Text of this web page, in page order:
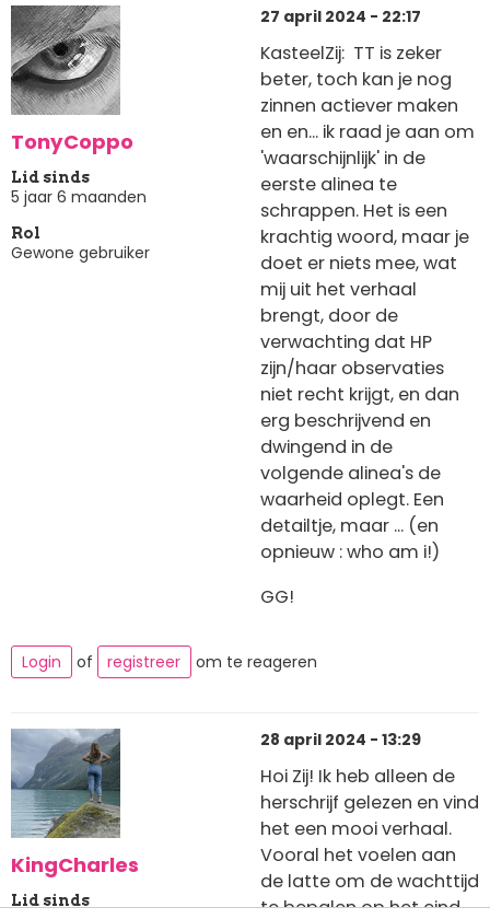
TonyCoppo
Lid sinds
5 jaar 6 maanden
Rol
Gewone gebruiker
27 april 2024 - 22:17
KasteelZij: TT is zeker
beter, toch kan je nog
zinnen actiever maken
en en... ik raad je aan om
'waarschijnlijk' in de
eerste alinea te
schrappen. Het is een
krachtig woord, maar je
doet er niets mee, wat
mij uit het verhaal
brengt, door de
verwachting dat HP
zijn/haar observaties
niet recht krijgt, en dan
erg beschrijvend en
dwingend in de
volgende alinea's de
waarheid oplegt. Een
detailtje, maar ... (en
opnieuw : who am i!)
GG!
Login of registreer om te reageren
KingCharles
Lid sinds
28 april 2024 - 13:29
Hoi Zij! Ik heb alleen de
herschrijf gelezen en vind
het een mooi verhaal.
Vooral het voelen aan
de latte om de wachttijd
te bepalen op het eind